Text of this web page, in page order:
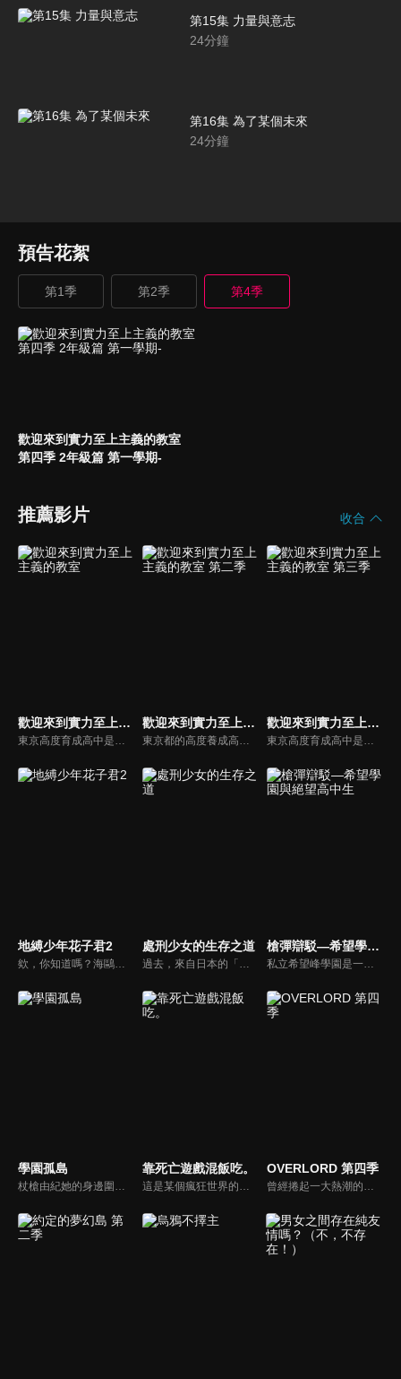
第15集 力量與意志
24分鐘
第16集 為了某個未來
24分鐘
預告花絮
第1季 第2季 第4季
歡迎來到實力至上主義的教室
第四季 2年級篇 第一學期-
推薦影片 收合
歡迎來到實力至上主義的教室
東京高度育成高中是一所標榜升學率、就業率百分之百的學校。然而作風與實力至上主義的招牌完全相反，完全放任學生自甘墮落，直到他們發現學校系統機制的真相，而被打入絕望的深淵…！最底層的D班聚集了一堆成績落後的學生，在絕望的困境中，這些少男少女最後找到的答案會是什麼呢？
歡迎來到實力至上主義的教室 第二季
東京都的高度養成高中，那是一所徹底標榜實力至上，號稱升學率、就業率百分之百的學校。然而，入學被分到1年D班的綾小路清隆，但學校的作風與實力至上主義的招牌完全相反，只發生與十萬圓現金等值的點數給學生，在課業或生活態度上，完全採取放任主義。班上的同學在夢幻般的高中生活中，過著不斷散財、自甘墮落的日子，但是，沒多久就發現學校系統機制的真相，而被打入絕望的深淵……！D班聚集了一堆成績落後的學生，這些少男少女最後找到的答案是什麼呢？是世界的矛盾嗎？還是正當的實力社會？
歡迎來到實力至上主義的教室 第三季
東京高度育成高中是一所標榜升學率、就業率百分之百的學校。然而作風與實力至上主義的招牌完全相反，完全放任學生自甘墮落，直到他們發現學校系統機制的真相，而被打入絕望的深淵…！最底層的D班聚集了一堆成績落後的學生，在絕望的困境中，這些少男少女最後找到的答案會是什麼呢？
地縛少年花子君2 處刑少女的生存之道 槍彈辯駁—希望學園與絕望高中生
私立希望峰學園是一所政府公認的特權學校，這間學校裡網羅了來自全國最菁英的學生。平凡無奇的主角苗木誠，卻是這間菁英學校的特例－全日本高中生中，唯一經由隨機抽選而獲得入學資格，被認為是擁有「超高校級的幸運」。在入學當天，苗木誠一踏進校門後不久便突然暈倒，當他醒來時發現身旁有一張惡作劇般的入學章程，教室周圍窗戶被金屬板封閉，一個自稱為校長的「黑白熊」對他們說：「從今以後，想要從學校畢業，你就得殺人…」
學園孤島
杖槍由紀她的身邊圍繞著幾個有點奇怪的人，分別是：最喜歡（？）鏟子的胡桃、大家的大姊姊悠里、可靠的學妹美紀，以及有點天然的社團老師小慈。究竟由紀眼中所看到的“日常”是怎麼回事呢…！？
靠死亡遊戲混飯吃。
這是某個瘋狂世界的故事。作為「玩家」的少女們，挑戰著與死亡並行的遊戲。穿上指定的服裝，上演一場名為死亡遊戲的表演。只要生還就能獲得獎金，但即使盡了全力，也可能會在下一刻喪命。世界上確實存在著這樣的一群人，她們懷著各自的理由，在這樣的世界中生存下去。名為幽鬼的玩家，職業是死亡遊戲的專業參賽者，今天的她也依然靠著死亡遊戲混飯吃。
OVERLORD 第四季
曾經捲起一大熱潮的網路遊戲《YGGDRASIL》安靜地迎來了停服——本來應該是這樣。但，遊戲的結束時間已經過了，卻無法登出遊戲。NPC們突然擁有了自己的意志。無法看見公會以外的異世界正在擴張。 現實世界中愛好遊戲的孤獨青年變身為骸骨姿態的最強大魔法使·飛鼠，他所率領的公會「安茲·烏爾·恭」揭開了傳說的序幕。